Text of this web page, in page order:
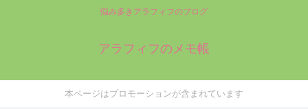
悩み多きアラフィフのブログ
アラフィフのメモ帳
本ページはプロモーションが含まれています